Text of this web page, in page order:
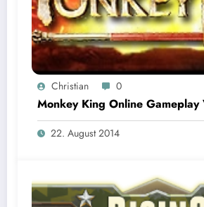
Christian 0
Monkey King Online Gameplay
22. August 2014